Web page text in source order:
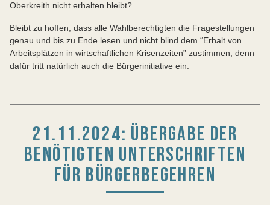
Oberkreith nicht erhalten bleibt?
Bleibt zu hoffen, dass alle Wahlberechtigten die Fragestellungen
genau und bis zu Ende lesen und nicht blind dem “Erhalt von
Arbeitsplätzen in wirtschaftlichen Krisenzeiten” zustimmen, denn
dafür tritt natürlich auch die Bürgerinitiative ein.
21.11.2024: ÜBERGABE DER
BENÖTIGTEN UNTERSCHRIFTEN
FÜR BÜRGERBEGEHREN